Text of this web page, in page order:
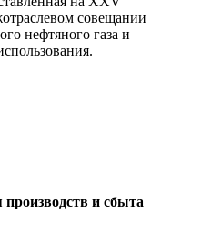
совещании
нефтяного газа и
и сбыта